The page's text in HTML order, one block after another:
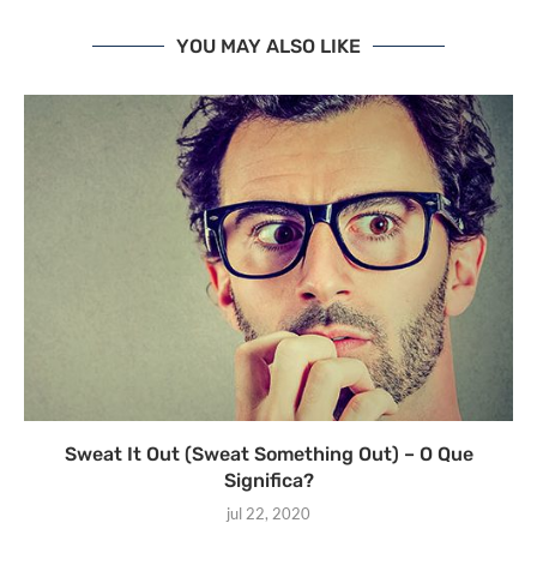
YOU MAY ALSO LIKE
Sweat It Out (Sweat Something Out) – O Que
Significa?
jul 22, 2020